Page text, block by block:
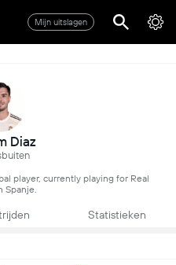
Mijn uitslagen
Diaz
player, currently playing for Real
Spanje.
Statistieken